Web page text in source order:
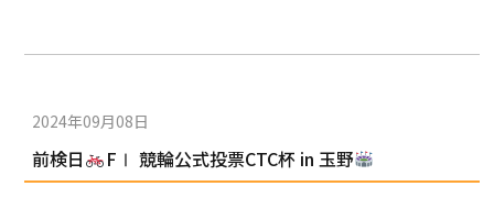
2024年09月08日
前検日 FⅠ 競輪公式投票CTC杯 in 玉野